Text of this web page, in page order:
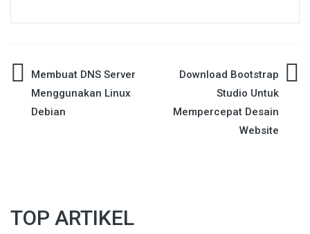
Post
navigation
Membuat DNS Server
Menggunakan Linux
Debian
Download Bootstrap
Studio Untuk
Mempercepat Desain
Website
TOP ARTIKEL